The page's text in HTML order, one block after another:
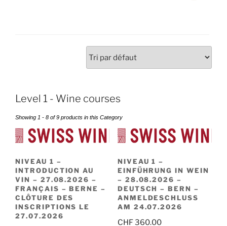
Level 1 - Wine courses
Showing 1 - 8 of 9 products in this Category
NIVEAU 1 –
INTRODUCTION AU
VIN – 27.08.2026 –
FRANÇAIS – BERNE –
CLÔTURE DES
INSCRIPTIONS LE
27.07.2026
NIVEAU 1 –
EINFÜHRUNG IN WEIN
– 28.08.2026 –
DEUTSCH – BERN –
ANMELDESCHLUSS
AM 24.07.2026
CHF360.00